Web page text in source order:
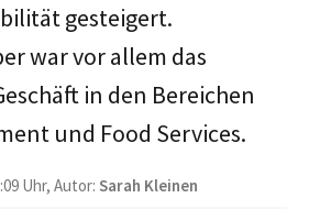
gesteigert.
war vor allem das
in den Bereichen
und Food Services.
Uhr, Autor: Sarah Kleinen